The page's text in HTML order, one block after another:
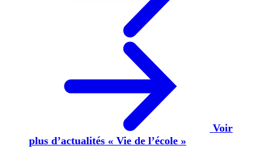
Voir
plus d’actualités « Vie de l’école »